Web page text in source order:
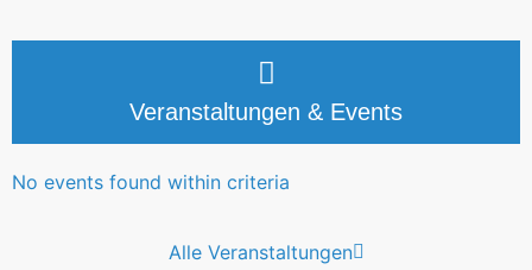
Veranstaltungen & Events
No events found within criteria
Alle Veranstaltungen